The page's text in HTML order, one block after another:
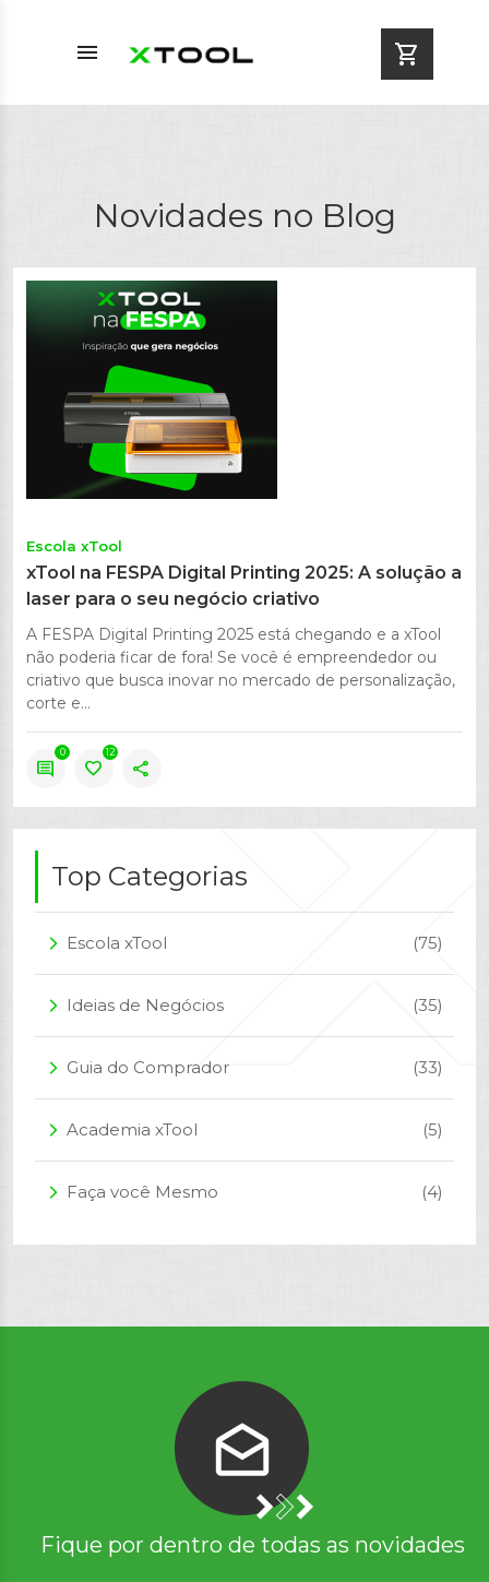
menu shopping_cart
Novidades no Blog
Escola xTool
xTool na FESPA Digital Printing 2025: A solução a
laser para o seu negócio criativo
A FESPA Digital Printing 2025 está chegando e a xTool
não poderia ficar de fora! Se você é empreendedor ou
criativo que busca inovar no mercado de personalização,
corte e...
comment
0
favorite
12
share
Top Categorias
arrow_forward_ios Escola xTool (75)
arrow_forward_ios Ideias de Negócios (35)
arrow_forward_ios Guia do Comprador (33)
arrow_forward_ios Academia xTool (5)
arrow_forward_ios Faça você Mesmo (4)
Fique por dentro de todas as novidades